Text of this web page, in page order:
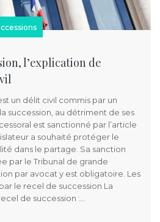
l’explication de
un délit civil commis par un
succession, au détriment de ses
est sanctionné par l’article
a souhaité protéger le
dans le partage. Sa sanction
par le Tribunal de grande
par avocat y est obligatoire. Les
le recel de succession La
de succession :…